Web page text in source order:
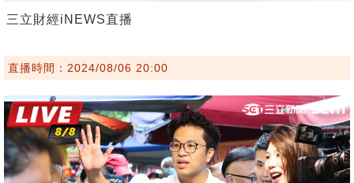
三立財經iNEWS直播
直播時間：2024/08/06 20:00